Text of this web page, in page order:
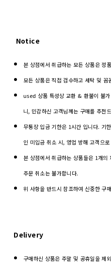
Notice
본 상점에서 취급하는 모든 상품은 정
모든 상품은 직접 검수하고 세탁 및 꼼
used 상품 특성상 교환 & 환불이 불
니, 민감하신 고객님께는 구매를 추천
무통장 입금 기한은 1시간 입니다. 기
인 미입금 취소 시, 영업 방해 고객으
본 상점에서 취급하는 상품들은 1개
주문 취소는 불가합니다.
위 사항을 반드시 참조하여 신중한 구
Delivery
구매하신 상품은 주말 및 공휴일을 제